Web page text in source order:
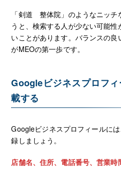
「剣道 整体院」のようなニッチ
うと、検索する人が少ない可能
いことがあります。バランスの良
がMEOの第一歩です。
Googleビジネスプロフ
載する
Googleビジネスプロフィールに
録しましょう。
店舗名、住所、電話番号、営業